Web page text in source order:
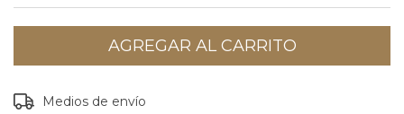
Entregas para el CP:
Medios de envío